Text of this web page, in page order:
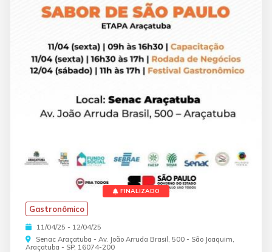
Gastronômico
FINALIZADO
11/04/25 - 12/04/25
Senac Araçatuba - Av. João Arruda Brasil, 500 - São Joaquim,
Araçatuba - SP, 16074-200